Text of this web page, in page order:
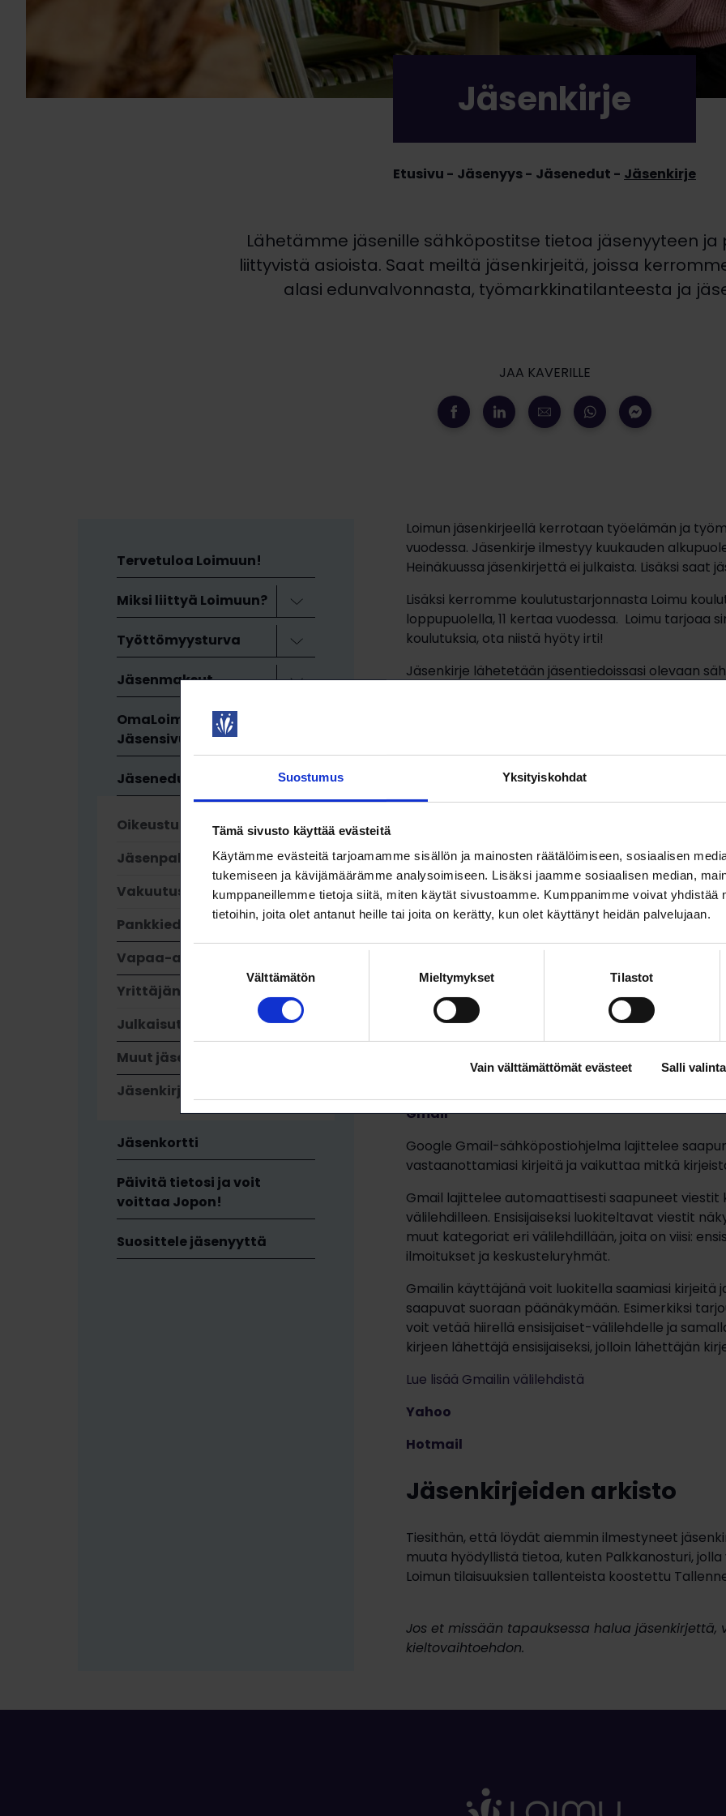
Suostumus Yksityiskohdat
Tämä sivusto käyttää evästeitä
Käytämme evästeitä tarjoamamme sisällön ja mainosten räätälöimiseen, sosiaalisen
tukemiseen ja kävijämäärämme analysoimiseen. Lisäksi jaamme sosiaalisen median,
kumppaneillemme tietoja siitä, miten käytät sivustoamme. Kumppanimme voivat yhdistää
tietoihin, joita olet antanut heille tai joita on kerätty, kun olet käyttänyt heidän palvelujaan.
Välttämätön Mieltymykset Tilastot
Vain välttämättömät evästeet Salli valinta
Etusivu Jäsenyys Jäsenedut Jäsenkirje
Jäsenkirje
Lähetämme jäsenille sähköpostitse tietoa jäsenyyteen ja
liittyvistä asioista. Saat meiltä jäsenkirjeitä, joissa
alasi edunvalvonnasta, työmarkkinatilanteesta ja
JAA KAVERILLE
Tervetuloa Loimuun!
Miksi liittyä Loimuun? Avaa valikko
Työttömyysturva Avaa valikko
Jäsenmaksut Avaa valikko
OmaLoimu ja
Jäsensivut
Jäsenedut Avaa valikko
Oikeusturvaetu
Jäsenpalvelut
Vakuutusedut
Pankkiedut
Avaa valikko
Vapaa-ajan edut
Yrittäjän edut
Julkaisut
Avaa valikko
Muut jäsenedut
Jäsenkirje
Jäsenkortti
Päivitä tietosi ja voit
voittaa Jopon!
Suosittele jäsenyyttä
Loimun jäsenkirjeellä kerrotaan työelämän ja
vuodessa. Jäsenkirje ilmestyy kuukauden
Heinäkuussa jäsenkirjettä ei julkaista. Lisäksi
Lisäksi kerromme koulutustarjonnasta Loimu
loppupuolella, 11 kertaa vuodessa. Loimu tarjoaa
koulutuksia, ota niistä hyöty irti!
Jäsenkirje lähetetään jäsentiedoissasi olevaan
jäsenviestintämme tavoittaa sinut,
tasalla. OmaLoimussa voit selata omia tietoja
Lue lisää:Ohje omien tietojen päivittämiseen
Jos jäsenkirje ei tule perille, vaikka olet
varmista, että jäsenkirje ei ohjaudu
kansioon – tai jää kiinni esimerkiksi organisaation
Olemme havainneet ongelmia etenkin
sähköpostilaatikon täyttyessä: @jippii.fi,
Alla olevista linkeistä löydät ohjeet, miten
voit lisätä Loimun luotettujen lähettäjien
Gmail
Google Gmail-sähköpostiohjelma lajittelee
vastaanottamiasi kirjeitä ja vaikuttaa mitkä
Gmail lajittelee automaattisesti saapuneet viestit
välilehdilleen. Ensisijaiseksi luokiteltavat viestit
muut kategoriat eri välilehdillään, joita on viisi:
ilmoitukset ja keskusteluryhmät.
Gmailin käyttäjänä voit luokitella saamiasi kirjeitä
saapuvat suoraan päänäkymään. Esimerkiksi
voit vetää hiirellä ensisijaiset-välilehdelle ja
kirjeen lähettäjä ensisijaiseksi, jolloin lähettäjän
Lue lisää Gmailin välilehdistä
Yahoo
Hotmail
Jäsenkirjeiden arkisto
Tiesithän, että löydät aiemmin ilmestyneet
muuta hyödyllistä tietoa, kuten Palkkanosturi,
Loimun tilaisuuksien tallenteista koostettu
Jos et missään tapauksessa halua
kieltovaihtoehdon.